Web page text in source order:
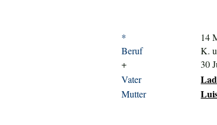
*
14
Beruf
K.
+
30
Vater
Mutter